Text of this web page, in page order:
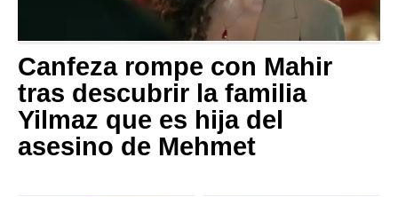
Canfeza rompe con Mahir
tras descubrir la familia
Yilmaz que es hija del
asesino de Mehmet